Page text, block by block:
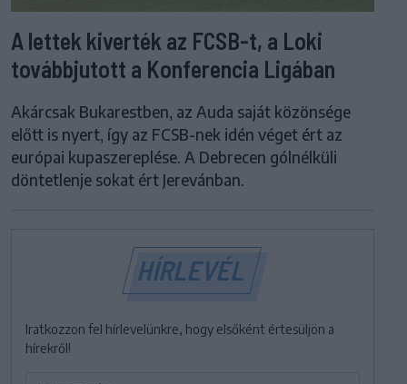
A lettek kiverték az FCSB-t, a Loki
továbbjutott a Konferencia Ligában
Akárcsak Bukarestben, az Auda saját közönsége
előtt is nyert, így az FCSB-nek idén véget ért az
európai kupaszereplése. A Debrecen gólnélküli
döntetlenje sokat ért Jerevánban.
HÍRLEVÉL
Iratkozzon fel hírlevelünkre, hogy elsőként értesüljön a
hírekről!